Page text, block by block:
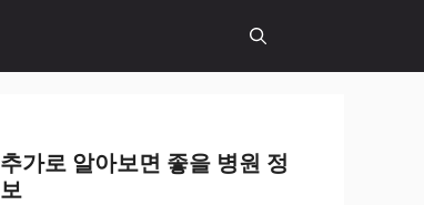
추가로 알아보면 좋을 병원 정
보